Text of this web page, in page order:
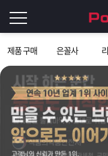
제품 구매 은꼴사
그
인
이
필
로
Q&A